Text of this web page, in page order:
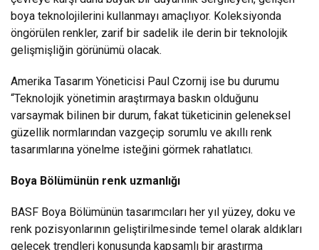
boya teknolojilerini kullanmayı amaçlıyor. Koleksiyonda
öngörülen renkler, zarif bir sadelik ile derin bir teknolojik
gelişmişliğin görünümü olacak.
Amerika Tasarım Yöneticisi Paul Czornij ise bu durumu
“Teknolojik yönetimin araştırmaya baskın olduğunu
varsaymak bilinen bir durum, fakat tüketicinin geleneksel
güzellik normlarından vazgeçip sorumlu ve akıllı renk
tasarımlarına yönelme isteğini görmek rahatlatıcı.
Boya Bölümünün renk uzmanlığı
BASF Boya Bölümünün tasarımcıları her yıl yüzey, doku ve
renk pozisyonlarının geliştirilmesinde temel olarak aldıkları
gelecek trendleri konusunda kapsamlı bir araştırma